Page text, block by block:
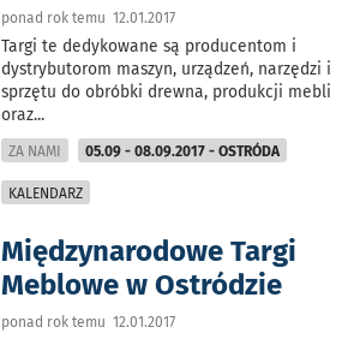
ponad rok temu 12.01.2017
Targi te dedykowane są producentom i
dystrybutorom maszyn, urządzeń, narzędzi i
sprzętu do obróbki drewna, produkcji mebli
oraz...
ZA NAMI 05.09 - 08.09.2017 - OSTRÓDA
KALENDARZ
Międzynarodowe Targi
Meblowe w Ostródzie
ponad rok temu 12.01.2017